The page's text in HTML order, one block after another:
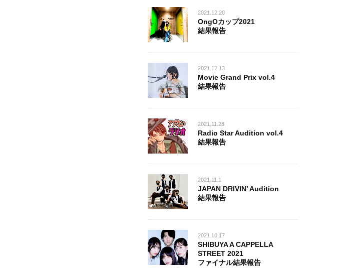
2021.12.20
OngOカップ2021
結果報告
2021.12.13
Movie Grand Prix vol.4
結果報告
2021.11.28
Radio Star Audition vol.4
結果報告
2021.11.1
JAPAN DRIVIN’ Audition
結果報告
2021.10.17
SHIBUYA A CAPPELLA
STREET 2021
ファイナル結果報告